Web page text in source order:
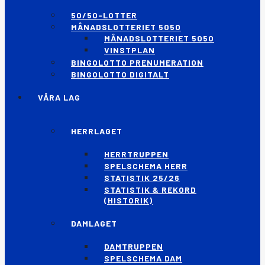
50/50-LOTTER
MÅNADSLOTTERIET 5050
MÅNADSLOTTERIET 5050
VINSTPLAN
BINGOLOTTO PRENUMERATION
BINGOLOTTO DIGITALT
VÅRA LAG
HERRLAGET
HERRTRUPPEN
SPELSCHEMA HERR
STATISTIK 25/26
STATISTIK & REKORD
(HISTORIK)
DAMLAGET
DAMTRUPPEN
SPELSCHEMA DAM